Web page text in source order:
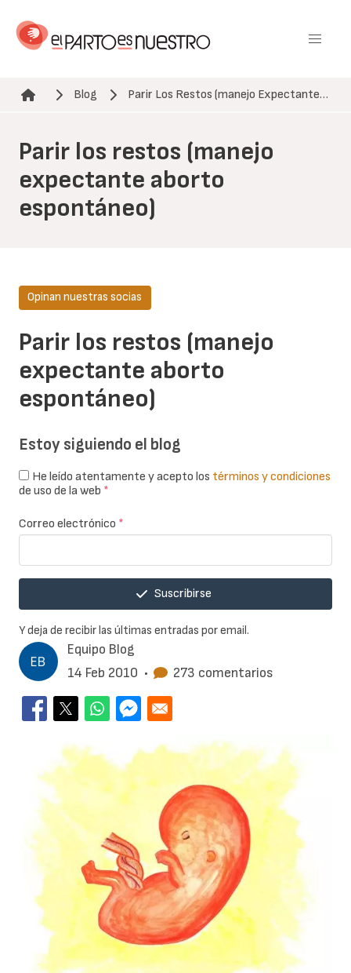
contenido
Ruta de navegación
Blog Parir Los Restos (manejo Expectante…
Parir los restos (manejo
expectante aborto
espontáneo)
Equipo Blog
14 Feb 2010 • 273 comentarios
Parir los restos (manejo
expectante aborto
espontáneo)
Opinan nuestras socias
Estoy siguiendo el blog
He leído atentamente y acepto los términos y condiciones
de uso de la web *
Correo electrónico *
Suscribirse
Y deja de recibir las últimas entradas por email.